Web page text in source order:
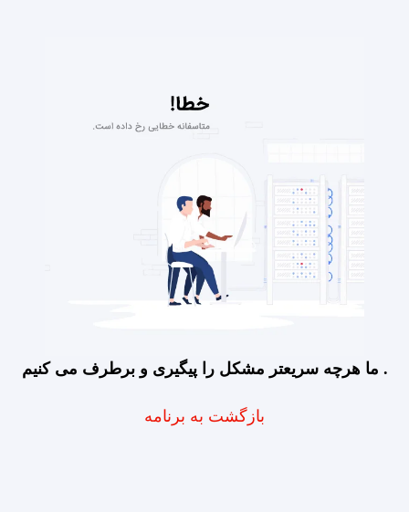
ما هرچه سریعتر مشکل را پیگیری و برطرف می کنیم .
بازگشت به برنامه